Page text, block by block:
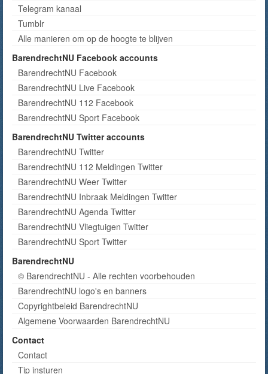
Telegram kanaal
Tumblr
Alle manieren om op de hoogte te blijven
BarendrechtNU Facebook accounts
BarendrechtNU Facebook
BarendrechtNU Live Facebook
BarendrechtNU 112 Facebook
BarendrechtNU Sport Facebook
BarendrechtNU Twitter accounts
BarendrechtNU Twitter
BarendrechtNU 112 Meldingen Twitter
BarendrechtNU Weer Twitter
BarendrechtNU Inbraak Meldingen Twitter
BarendrechtNU Agenda Twitter
BarendrechtNU Vliegtuigen Twitter
BarendrechtNU Sport Twitter
BarendrechtNU
© BarendrechtNU - Alle rechten voorbehouden
BarendrechtNU logo's en banners
Copyrightbeleid BarendrechtNU
Algemene Voorwaarden BarendrechtNU
Contact
Contact
Tip insturen